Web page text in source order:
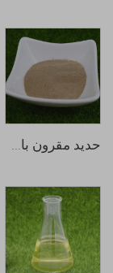
حديد مقرون بالأحماض الأمينية